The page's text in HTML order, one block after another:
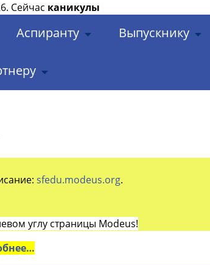
Сейчас каникулы
Аспиранту Выпускнику
sfedu.modeus.org.
углу страницы Modeus!